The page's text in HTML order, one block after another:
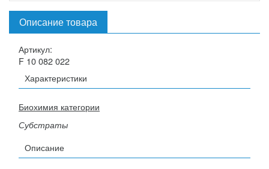
Описание товара
Артикул:
F 10 082 022
Характеристики
Биохимия категории
Субстраты
Описание